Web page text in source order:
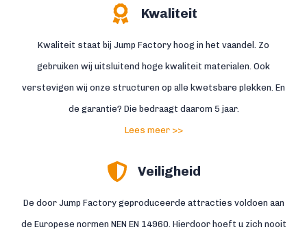
Kwaliteit
Kwaliteit staat bij Jump Factory hoog in het vaandel. Zo
gebruiken wij uitsluitend hoge kwaliteit materialen. Ook
verstevigen wij onze structuren op alle kwetsbare plekken. En
de garantie? Die bedraagt daarom 5 jaar.
Lees meer >>
Veiligheid
De door Jump Factory geproduceerde attracties voldoen aan
de Europese normen NEN EN 14960. Hierdoor hoeft u zich nooit